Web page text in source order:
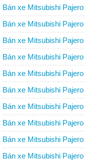
Bán xe Mitsubishi
Bán xe Mitsubishi
Bán xe Mitsubishi
Bán xe Mitsubishi
Bán xe Mitsubishi
Bán xe Mitsubishi
Bán xe Mitsubishi
Bán xe Mitsubishi
Bán xe Mitsubishi
Bán xe Mitsubishi